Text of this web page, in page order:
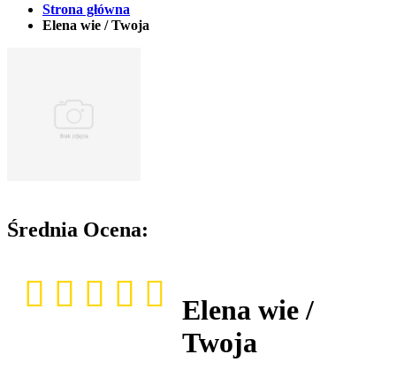
Strona główna
Elena wie / Twoja
Średnia Ocena:
Elena wie /
Twoja